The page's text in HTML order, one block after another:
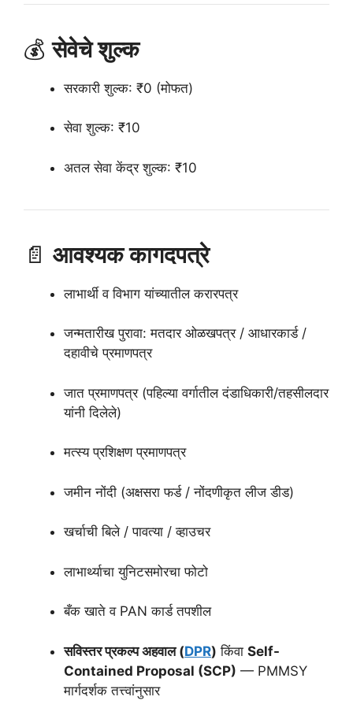
💰सेवेचे शुल्क
सरकारी शुल्क: ₹0 (मोफत)
सेवा शुल्क: ₹10
अतल सेवा केंद्र शुल्क: ₹10
📄 आवश्यक कागदपत्रे
लाभार्थी व विभाग यांच्यातील करारपत्र
जन्मतारीख पुरावा: मतदार ओळखपत्र / आधारकार्ड /
दहावीचे प्रमाणपत्र
जात प्रमाणपत्र (पहिल्या वर्गातील दंडाधिकारी/तहसीलदार
यांनी दिलेले)
मत्स्य प्रशिक्षण प्रमाणपत्र
जमीन नोंदी (अक्षसरा फर्ड / नोंदणीकृत लीज डीड)
खर्चाची बिले / पावत्या / व्हाउचर
लाभार्थ्याचा युनिटसमोरचा फोटो
बँक खाते व PAN कार्ड तपशील
सविस्तर प्रकल्प अहवाल (DPR) किंवा Self-
Contained Proposal (SCP) — PMMSY
मार्गदर्शक तत्त्वांनुसार